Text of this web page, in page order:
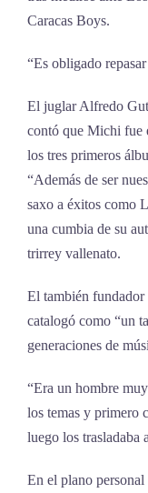
Caracas Boys.
“Es obligado
El juglar Alfredo
contó que Michi fue
los tres primeros
“Además de ser
saxo a éxitos como
una cumbia de su
trirrey vallenato.
El también
catalogó como “un
generaciones de
“Era un hombre
los temas y primero
luego los trasladaba
En el plano